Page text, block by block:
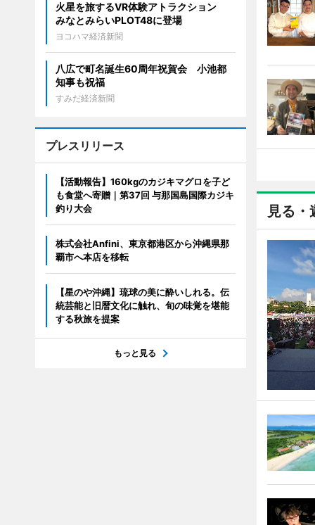
見る・
火星を旅するVR体験アトラクション
みなとみらいPLOT48に登場
ヨコハマ経済新聞
八広で町名誕生60周年祝賀会 小池都
知事も祝福
すみだ経済新聞
プレスリリース
【活動報告】160kgのカジキマグロを子ど
も食堂へ寄贈｜第37回 与那国島国際カジキ
釣り大会
株式会社Anfini、東京都港区から沖縄県那
覇市へ本店を移転
【星のや沖縄】琉球の美に酔いしれる。伝
統芸能と旧暦文化に触れ、旬の味覚を堪能
する秋旅を提案
もっと見る